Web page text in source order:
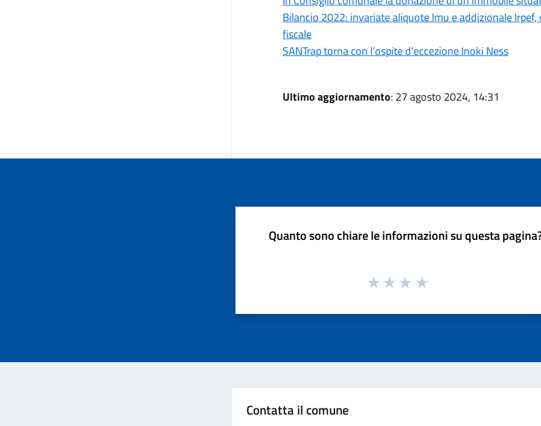
Bilancio 2022: invariate aliquote Imu e addizionale
fiscale
SANTrap torna con l’ospite d’eccezione Inoki Ness
Ultimo aggiornamento: 27 agosto 2024, 14:31
Quanto sono chiare le informazioni su questa
Contatta il comune